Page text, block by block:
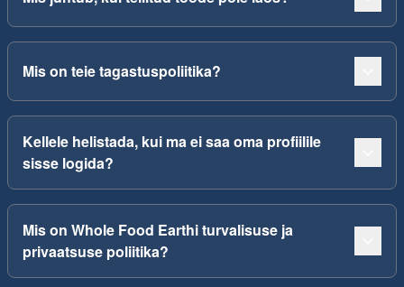
Mis on teie tagastuspoliitika?
Kellele helistada, kui ma ei saa oma profiilile
sisse logida?
Mis on Whole Food Earthi turvalisuse ja
privaatsuse poliitika?